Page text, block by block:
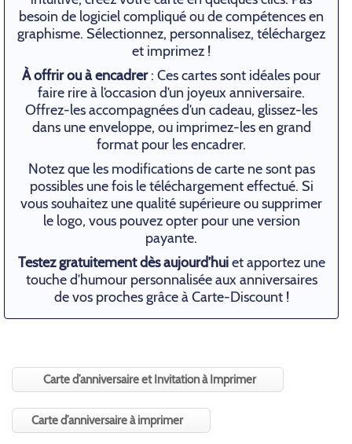
Carte d’anniversaire et Invitation à Imprimer
Carte d’anniversaire à imprimer
besoin de logiciel compliqué ou de compétences en
graphisme. Sélectionnez, personnalisez, téléchargez
et imprimez !
À offrir ou à encadrer: Ces cartes sont idéales pour
faire rire à l’occasion d’un joyeux anniversaire.
Offrez-les accompagnées d’un cadeau, glissez-les
dans une enveloppe, ou imprimez-les en grand
format pour les encadrer.
Notez que les modifications de carte ne sont pas
possibles une fois le téléchargement effectué. Si
vous souhaitez une qualité supérieure ou supprimer
le logo, vous pouvez opter pour une version
payante.
Testez gratuitement dès aujourd’huiet apportez une
touche d’humour personnalisée aux anniversaires
de vos proches grâce à Carte-Discount !